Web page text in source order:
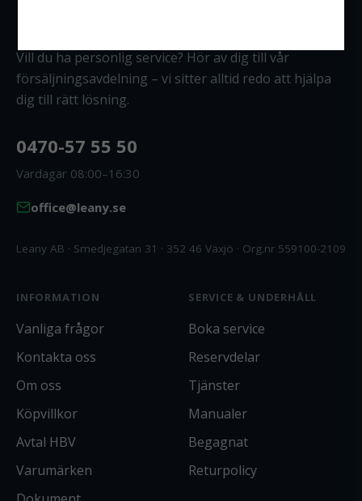
Vill du ha personlig service? Hör av dig till vår
försäljningsavdelning – vi sitter alltid redo att hjälpa
dig till rätt lösning.
0470-57 55 50
Vardagar 08:00–16:30
office@leany.se
Leany AB · Smedjegatan 31 · 352 46 Växjö · Org.nr 559100-2109
INFORMATION
Vanliga frågor
Kontakta oss
Om oss
Köpvillkor
Avtal HBV
Varumärken
SERVICE & UNDERHÅLL
Boka service
Reservdelar
Tjänster
Manualer
Begagnat
Returpolicy